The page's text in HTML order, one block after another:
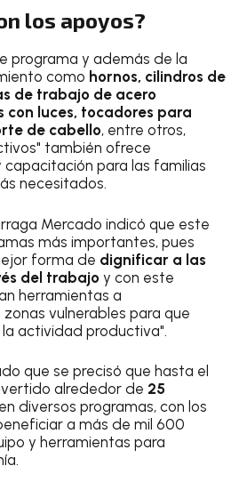
los apoyos?
programa y además de la
como hornos, cilindros de
de trabajo de acero
con luces, tocadores para
de cabello, entre otros,
también ofrece
para las familias
necesitados.
Mercado indicó que este
más importantes, pues
forma de dignificar a las
del trabajo y con este
herramientas a
vulnerables para que
actividad productiva".
que se precisó que hasta el
alrededor de 25
en diversos programas, con los
a más de mil 600
y herramientas para